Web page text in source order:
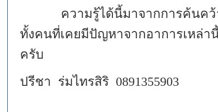
ความรู้ได้นี้มาจากการค้นคว้า
ทั้งคนที่เคยมีปัญหาจากอาการเหล่
ครับ
ปรีชา ร่มไทรสิริ 0891355903